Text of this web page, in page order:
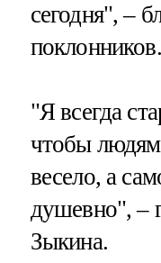
сегодня", –
поклонников.
"Я всегда
чтобы
весело, а
душевно", –
Зыкина.